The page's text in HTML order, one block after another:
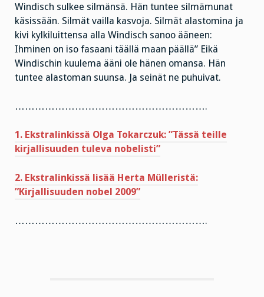
Windisch sulkee silmänsä. Hän tuntee silmämunat
käsissään. Silmät vailla kasvoja. Silmät alastomina ja
kivi kylkiluittensa alla Windisch sanoo ääneen:
Ihminen on iso fasaani täällä maan päällä” Eikä
Windischin kuulema ääni ole hänen omansa. Hän
tuntee alastoman suunsa. Ja seinät ne puhuivat.
………………………………………………….
1. Ekstralinkissä Olga Tokarczuk: ”Tässä teille
kirjallisuuden tuleva nobelisti”
2. Ekstralinkissä lisää Herta Mülleristä:
”Kirjallisuuden nobel 2009”
………………………………………………….